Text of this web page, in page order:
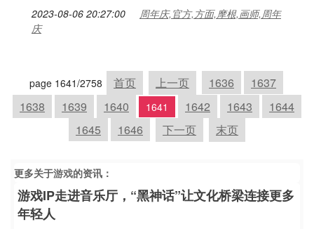
2023-08-06 20:27:00
周年庆,官方,方面,摩根,画师,周年
庆
page 1641/2758 首页 上一页 1636
1637
1638
1639 1640 1641 1642 1643
1644
1645
1646 下一页 末页
更多关于游戏的资讯：
游戏IP走进音乐厅，“黑神话”让文化桥梁连接更多
年轻人